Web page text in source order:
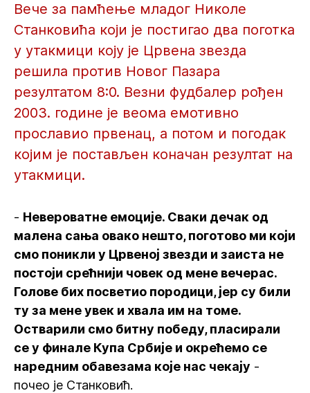
Вече за памћење младог Николе
Станковића који је постигао два поготка
у утакмици коју је Црвена звезда
решила против Новог Пазара
резултатом 8:0. Везни фудбалер рођен
2003. године је веома емотивно
прославио првенац, а потом и погодак
којим је постављен коначан резултат на
утакмици.
- Невероватне емоције. Сваки дечак од
малена сања овако нешто, поготово ми који
смо поникли у Црвеној звезди и заиста не
постоји срећнији човек од мене вечерас.
Голове бих посветио породици, јер су били
ту за мене увек и хвала им на томе.
Остварили смо битну победу, пласирали
се у финале Купа Србије и окрећемо се
наредним обавезама које нас чекају -
почео је Станковић.